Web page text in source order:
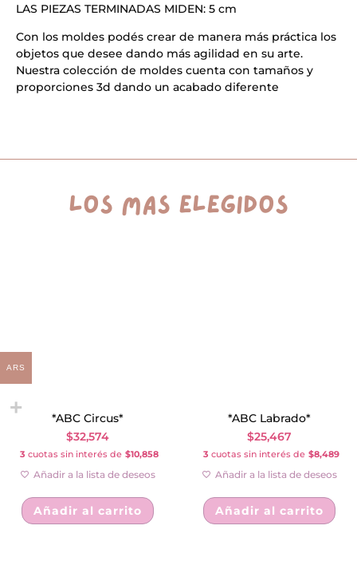
v
e
:
LAS PIEZAS TERMINADAS MIDEN: 5 cm
Con los moldes podés crear de manera más práctica los
objetos que desee dando más agilidad en su arte.
Nuestra colección de moldes cuenta con tamaños y
proporciones 3d dando un acabado diferente
los más elegidos
*ABC Circus*
$32,574
3 cuotas sin interés de $10,858
Añadir a la lista de deseos
Añadir al carrito
*ABC Labrado*
$25,467
3 cuotas sin interés de $8,489
Añadir a la lista de deseos
Añadir al carrito
ARS